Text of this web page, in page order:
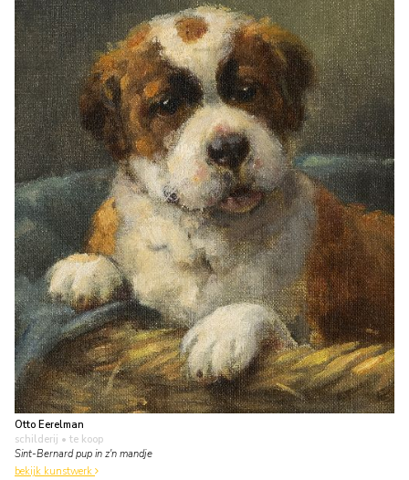
Otto Eerelman
schilderij • te koop
Sint-Bernard pup in z'n mandje
bekijk kunstwerk